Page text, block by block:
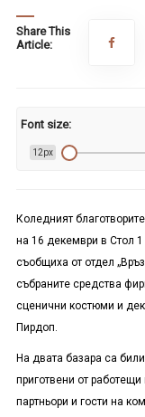
Share This
Article:
Font size:
12px
Коледният
на 16 декември в Стол
съобщиха от отдел
събраните средства
сценични костюми и
Пирдоп.
На двата базара са
приготвени от
партньори и гости на